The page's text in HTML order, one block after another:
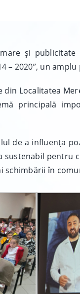
și
– 2020”, un
Localitatea
principală
de a influența
pentru
schimbării în